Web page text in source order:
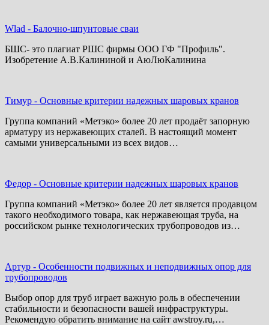
Wlad - Балочно-шпунтовые сваи
БШС- это плагиат РШС фирмы ООО ГФ "Профиль".
Изобретение А.В.Калининой и АюЛюКалинина
Тимур - Основные критерии надежных шаровых кранов
Группа компаний «Метэко» более 20 лет продаёт запорную
арматуру из нержавеющих сталей. В настоящий момент
самыми универсальными из всех видов…
Федор - Основные критерии надежных шаровых кранов
Группа компаний «Метэко» более 20 лет является продавцом
такого необходимого товара, как нержавеющая труба, на
российском рынке технологических трубопроводов из…
Артур - Особенности подвижных и неподвижных опор для
трубопроводов
Выбор опор для труб играет важную роль в обеспечении
стабильности и безопасности вашей инфраструктуры.
Рекомендую обратить внимание на сайт awstroy.ru,…